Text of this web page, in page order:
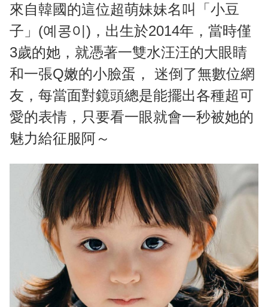
來自韓國的這位超萌妹妹名叫「小豆
子」(예콩이)，出生於2014年，當時僅
3歲的她，就憑著一雙水汪汪的大眼睛
和一張Q嫩的小臉蛋， 迷倒了無數位網
友，每當面對鏡頭總是能擺出各種超可
愛的表情，只要看一眼就會一秒被她的
魅力給征服阿～